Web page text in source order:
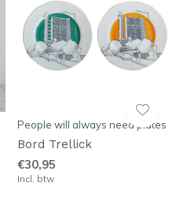
People will always need plates
Bord Trellick
€30,95
Incl. btw